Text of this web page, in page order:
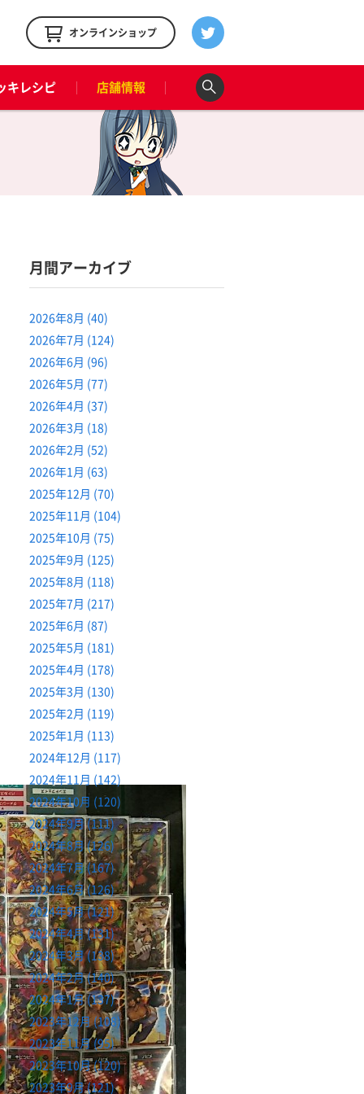
オンラインショップ
キレシピ 店舗情報
月間アーカイブ
2026年8月 (40)
2026年7月 (124)
2026年6月 (96)
2026年5月 (77)
2026年4月 (37)
2026年3月 (18)
2026年2月 (52)
2026年1月 (63)
2025年12月 (70)
2025年11月 (104)
2025年10月 (75)
2025年9月 (125)
2025年8月 (118)
2025年7月 (217)
2025年6月 (87)
2025年5月 (181)
2025年4月 (178)
2025年3月 (130)
2025年2月 (119)
2025年1月 (113)
2024年12月 (117)
2024年11月 (142)
2024年10月 (120)
2024年9月 (111)
2024年8月 (126)
2024年7月 (167)
2024年6月 (126)
2024年5月 (121)
2024年4月 (131)
2024年3月 (138)
2024年2月 (140)
2024年1月 (137)
2023年12月 (108)
2023年11月 (95)
2023年10月 (120)
2023年9月 (121)